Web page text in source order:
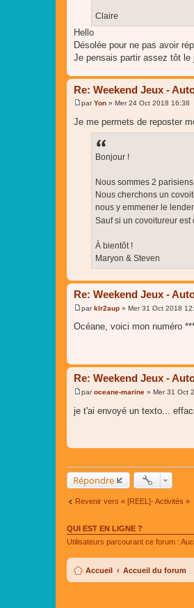
Claire
Hello
Désolée pour ne pas avoir
Je pensais partir assez tôt le
Re: Weekend Jeux -
M
s
parYon » Mer 24 Oct 2018 16:38
Je me permets de reposter
Bonjour !
Nous sommes 2
Nous cherchons un
nous y emmener le
Sauf si un covoitureur
À bientôt !
Maryon & Steven
Re: Weekend Jeux -
M
s
e
parklr2aup » Mer 31 Oct 2018
Océane, voici mon numéro
Re: Weekend Jeux -
M
e
s
e
paroceane-marine » Mer 31 Oct
je t'ai envoyé un texto...
Répondre
Revenir vers « [REEL]- Activités »
QUI EST EN LIGNE ?
Utilisateurs parcourant ce forum :
Accueil Accueil du forum